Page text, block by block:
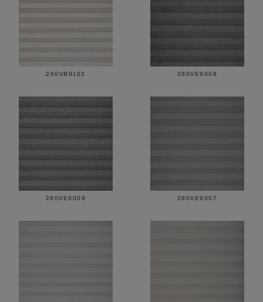
Фасадные жалюзи
Все ворота
260VB9102 260VE9006
260VE9009 260VE9007